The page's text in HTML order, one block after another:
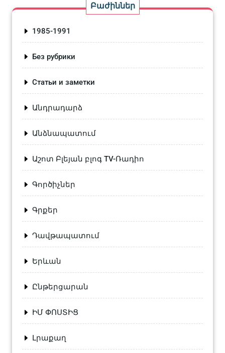
Բաժիններ
1985-1991
Без рубрики
Статьи и заметки
Անդրադարձ
Անձնապատում
Աշոտ Բլեյան բլոգ TV-Ռադիո
Գործիչներ
Գրքեր
Դավթապատում
Երևան
Ընթերցարան
ԻՄ ՓՈՍՏԻՑ
Լրաքաղ